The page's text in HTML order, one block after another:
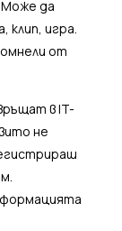
Може да
клип, игра.
от
в IT-
не